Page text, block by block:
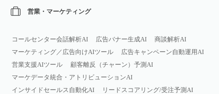
営業・マーケティング
コールセンター会話解析AI 広告バナー生成AI
商談解析AI
マーケティング／広告向けAIツール
広告キャンペーン自動運用AI
営業支援AIツール
顧客離反（チャーン）予測AI
マーケデータ統合・アトリビューションAI
インサイドセールス自動化AI
リードスコアリング/受注予測AI